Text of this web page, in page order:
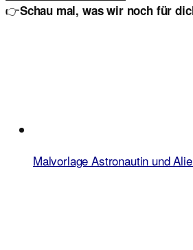
👉Schau mal, was wir noch für
Malvorlage Astronautin und